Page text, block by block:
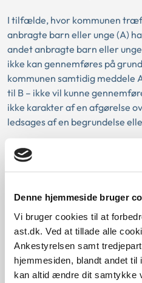
Denne hjemmeside bruger
Vi bruger cookies til at
ast.dk. Ved at tillade alle
Ankestyrelsen samt
hjemmesiden, blandt andet
kan altid ændre dit samtykke
I tilfælde, hvor kommunen
anbragte barn eller unge (A)
andet anbragte barn eller
ikke kan gennemføres på
kommunen samtidig meddele
til B – ikke vil kunne
ikke karakter af en afgørelse
ledsages af en begrundelse
Hvis der er tale om to
kommune, og som derfor har
behandlingen af begge børn
løbende at følge op på, om
medfører, at samværet kan
Det er i begge sager
og den unge, der har